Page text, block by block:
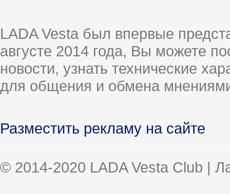
LADA Vesta был впервые
августе 2014 года, Вы можете
новости, узнать технические
для общения и обмена
Разместить рекламу на сайте
© 2014-2020 LADA Vesta Club |